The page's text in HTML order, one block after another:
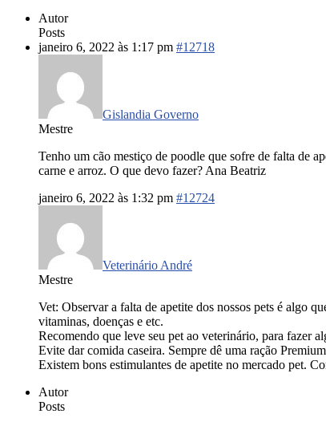
Autor
Posts
janeiro 6, 2022 às 1:17 pm #12718
Gislandia Governo
Mestre
Tenho um cão mestiço de poodle que sofre de falta de
carne e arroz. O que devo fazer? Ana Beatriz
janeiro 6, 2022 às 1:32 pm #12724
Veterinário André
Mestre
Vet: Observar a falta de apetite dos nossos pets é algo
vitaminas, doenças e etc.
Recomendo que leve seu pet ao veterinário, para fazer
Evite dar comida caseira. Sempre dê uma ração
Existem bons estimulantes de apetite no mercado pet.
Autor
Posts